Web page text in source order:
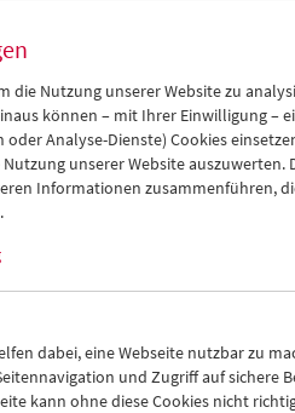
Viennale im Filmmuseum
die Nutzung unserer Website zu
können – mit Ihrer Einwilligung –
oder Analyse-Dienste) Cookies
unserer Website auszuwerten.
Informationen zusammenführen,
dabei, eine Webseite nutzbar zu
und Zugriff auf sichere
kann ohne diese Cookies nicht